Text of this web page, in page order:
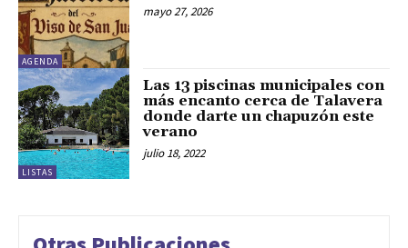
AGENDA
mayo 27, 2026
LISTAS
Las 13 piscinas municipales con
más encanto cerca de Talavera
donde darte un chapuzón este
verano
julio 18, 2022